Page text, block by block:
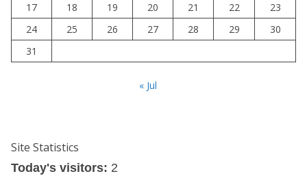
17
18 19 20 21 22
23
24
25 26 27 28 29
30
31
« Jul
Site Statistics
Today's visitors: 2